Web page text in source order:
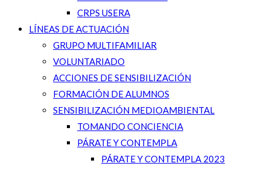
CRPS USERA
LÍNEAS DE ACTUACIÓN
GRUPO MULTIFAMILIAR
VOLUNTARIADO
ACCIONES DE SENSIBILIZACIÓN
FORMACIÓN DE ALUMNOS
SENSIBILIZACIÓN MEDIOAMBIENTAL
TOMANDO CONCIENCIA
PÁRATE Y CONTEMPLA
PÁRATE Y CONTEMPLA 2023